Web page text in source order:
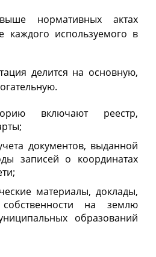
нормативных актах
каждого используемого в
делится на основную,
включают реестр,
документов, выданной
записей о координатах
материалы, доклады,
на землю
образований